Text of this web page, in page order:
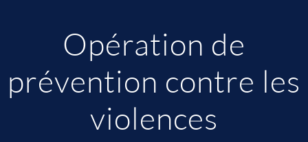
Opération de
prévention contre les
violences